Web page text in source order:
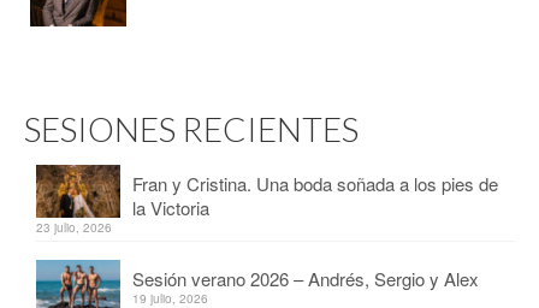
SESIONES RECIENTES
Fran y Cristina. Una boda soñada a los pies de
la Victoria
23 julio, 2026
Sesión verano 2026 – Andrés, Sergio y Alex
19 julio, 2026